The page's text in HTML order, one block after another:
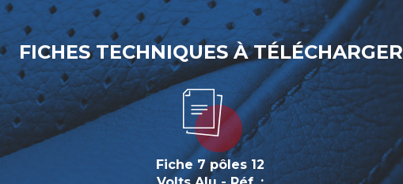
FICHES TECHNIQUES À TÉLÉCHARGER
Fiche 7 pôles 12